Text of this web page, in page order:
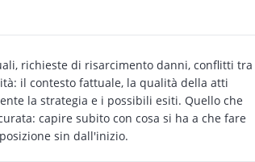
richieste di risarcimento danni, conflitti tra
il contesto fattuale, la qualità della atti
la strategia e i possibili esiti. Quello che
capire subito con cosa si ha a che fare
sin dall'inizio.